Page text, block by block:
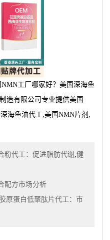
工厂哪家好？美国深海鱼
造有限公司专业提供美国
海鱼油代工,美国NMN片剂,
粉代工：促进脂肪代谢 健
配方市场分析
原蛋白低聚肽片代工：市